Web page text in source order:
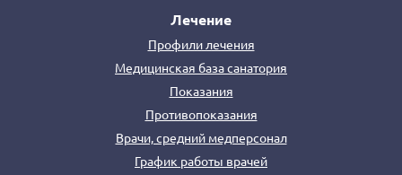
Лечение
Профили лечения
Медицинская база санатория
Показания
Противопоказания
Врачи, средний медперсонал
График работы врачей